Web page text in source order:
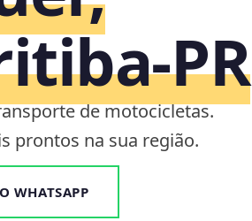
de motocicletas.
prontos na sua região.
WHATSAPP